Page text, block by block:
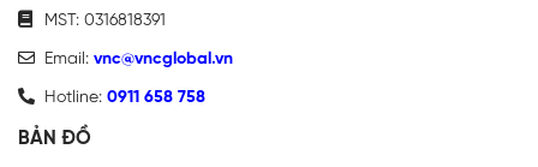
MST: 0316818391
Email: vnc@vncglobal.vn
Hotline: 0911 658 758
BẢN ĐỒ